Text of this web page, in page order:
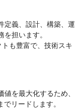
定義、設計、構築、運
担います。
も豊富で、技術スキ
を最大化するため、
リードします。